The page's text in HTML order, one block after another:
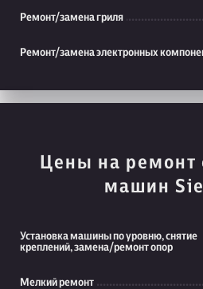
Ремонт/замена гриля
Ремонт/замена электронных
Цены на ремонт
машин
Установка машины по уровню, снятие
креплений, замена/ремонт опор
Мелкий ремонт